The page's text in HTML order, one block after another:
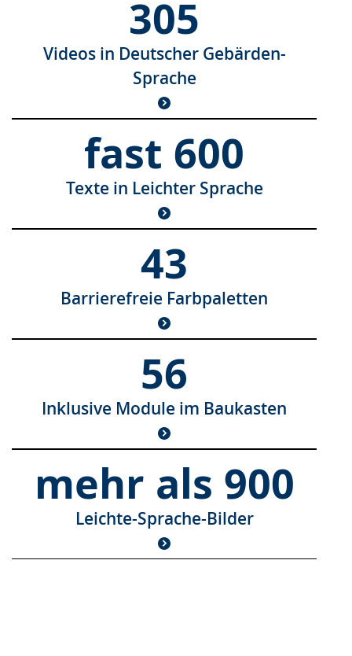
305
Videos in Deutscher Gebärden-
Sprache
fast 600
Texte in Leichter Sprache
43
Barrierefreie Farbpaletten
56
Inklusive Module im Baukasten
mehr als 900
Leichte-Sprache-Bilder